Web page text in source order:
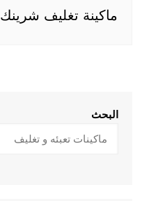
ماكينة تغليف شرينك
البحث